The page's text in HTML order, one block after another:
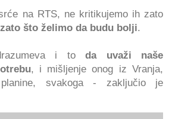
na RTS, ne kritikujemo ih zato
što želimo da budu bolji.
i toda uvaži naše
, i mišljenje onog iz Vranja,
svakoga - zaključio je